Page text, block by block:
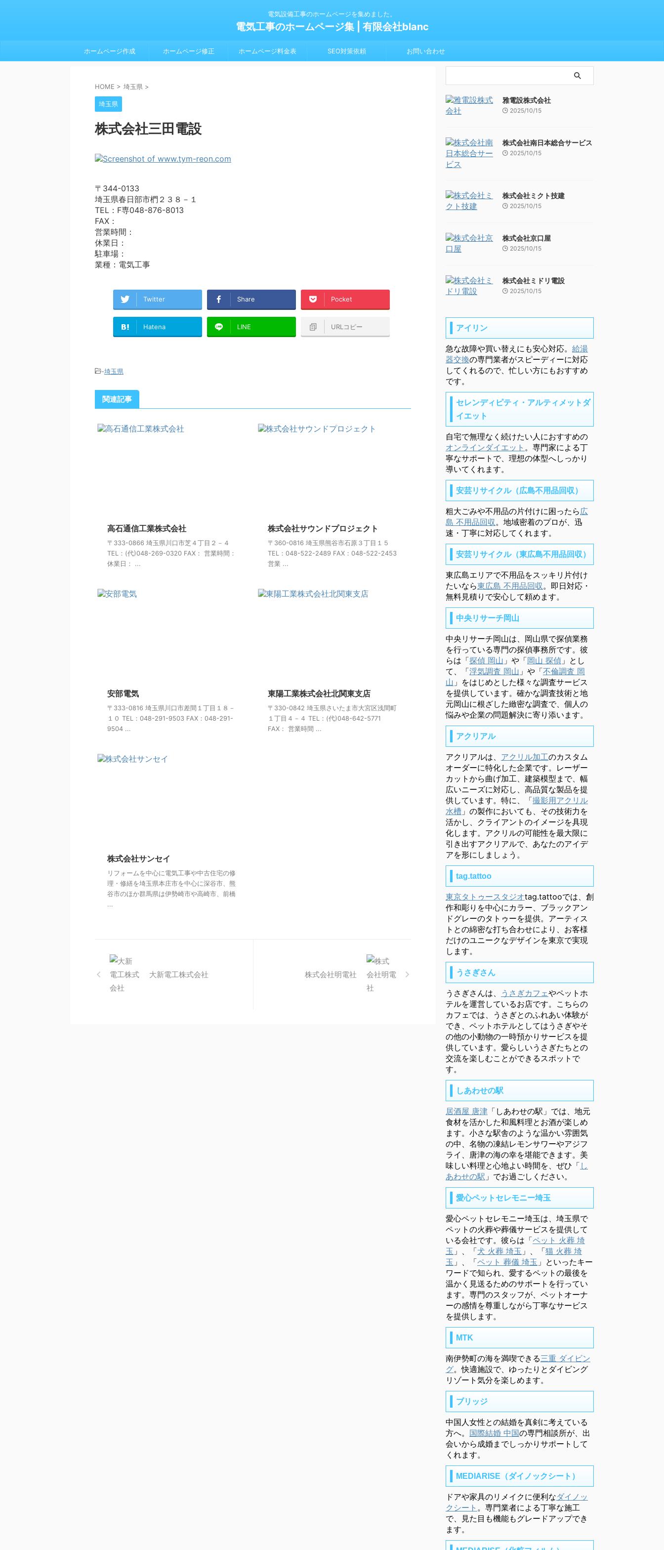
電気設備工事のホームページを集めました。
電気工事のホームページ集 | 有限会社blanc
ホームページ作成 ホームページ修正 ホームページ料金表 SEO対策依頼 お問い合わせ
HOME > 埼玉県 >
埼玉県
株式会社三田電設
〒344-0133
埼玉県春日部市椚２３８－１
TEL：F専048-876-8013
FAX：
営業時間：
休業日：
駐車場：
業種：電気工事
Twitter Share Pocket
Hatena LINE URLコピー
-埼玉県
関連記事
高石通信工業株式会社
〒333-0866 埼玉県川口市芝４丁目２－４
TEL：(代)048-269-0320 FAX： 営業時間：
休業日： ...
株式会社サウンドプロジェクト
〒360-0816 埼玉県熊谷市石原３丁目１５
TEL：048-522-2489 FAX：048-522-2453
営業 ...
安部電気
〒333-0816 埼玉県川口市差間１丁目１８－
１０ TEL：048-291-9503 FAX：048-291-
9504 ...
東陽工業株式会社北関東支店
〒330-0842 埼玉県さいたま市大宮区浅間町
１丁目４－４ TEL：(代)048-642-5771
FAX： 営業時間 ...
株式会社サンセイ
リフォームを中心に電気工事や中古住宅の修
理・修繕を埼玉県本庄市を中心に深谷市、熊
谷市のほか群馬県は伊勢崎市や高崎市、前橋
...
大新電工株式会社 株式会社明電社
雅電設株式会社
2025/10/15
株式会社南日本総合サービス
2025/10/15
株式会社ミクト技建
2025/10/15
株式会社京口屋
2025/10/15
株式会社ミドリ電設
2025/10/15
アイリン
急な故障や買い替えにも安心対応。 給湯
器交換の専門業者がスピーディーに対応
してくれるので、忙しい方にもおすすめ
です。
セレンディピティ・アルティメットダ
イエット
自宅で無理なく続けたい人におすすめの
オンラインダイエット 。専門家による丁
寧なサポートで、理想の体型へしっかり
導いてくれます。
安芸リサイクル（広島不用品回収）
粗大ごみや不用品の片付けに困ったら広
島 不用品回収。地域密着のプロが、迅
速・丁寧に対応してくれます。
安芸リサイクル（東広島不用品回収）
東広島エリアで不用品をスッキリ片付け
たいなら東広島 不用品回収。即日対応・
無料見積りで安心して頼めます。
中央リサーチ岡山
中央リサーチ岡山は、岡山県で探偵業務
を行っている専門の探偵事務所です。彼
らは「探偵 岡山 」や「岡山 探偵 」とし
て、「浮気調査 岡山 」や「不倫調査 岡
山 」をはじめとした様々な調査サービス
を提供しています。確かな調査技術と地
元岡山に根ざした緻密な調査で、個人の
悩みや企業の問題解決に寄り添います。
アクリアル
アクリアルは、 アクリル加工のカスタム
オーダーに特化した企業です。レーザー
カットから曲げ加工、建築模型まで、幅
広いニーズに対応し、高品質な製品を提
供しています。特に、「撮影用アクリル
水槽 」の製作においても、その技術力を
活かし、クライアントのイメージを具現
化します。アクリルの可能性を最大限に
引き出すアクリアルで、あなたのアイデ
アを形にしましょう。
tag.tattoo
東京タトゥースタジオtag.tattooでは、創
作和彫りを中心にカラー、ブラックアン
ドグレーのタトゥーを提供。アーティス
トとの綿密な打ち合わせにより、お客様
だけのユニークなデザインを東京で実現
します。
うさぎさん
うさぎさんは、 うさぎカフェやペットホ
テルを運営しているお店です。こちらの
カフェでは、うさぎとのふれあい体験が
でき、ペットホテルとしてはうさぎやそ
の他の小動物の一時預かりサービスを提
供しています。愛らしいうさぎたちとの
交流を楽しむことができるスポットで
す。
しあわせの駅
居酒屋 唐津 「しあわせの駅」では、地元
食材を活かした和風料理とお酒が楽しめ
ます。小さな駅舎のような温かい雰囲気
の中、名物の凍結レモンサワーやアジフ
ライ、唐津の海の幸を堪能できます。美
味しい料理と心地よい時間を、ぜひ「 し
あわせの駅 」でお過ごしください。
愛心ペットセレモニー埼玉
愛心ペットセレモニー埼玉は、埼玉県で
ペットの火葬や葬儀サービスを提供して
いる会社です。彼らは「ペット 火葬 埼
玉 」、「犬 火葬 埼玉 」、「猫 火葬 埼
玉 」、「ペット 葬儀 埼玉 」といったキー
ワードで知られ、愛するペットの最後を
温かく見送るためのサポートを行ってい
ます。専門のスタッフが、ペットオーナ
ーの感情を尊重しながら丁寧なサービス
を提供します。
MTK
南伊勢町の海を満喫できる三重 ダイビン
グ。快適施設で、ゆったりとダイビング
リゾート気分を楽しめます。
ブリッジ
中国人女性との結婚を真剣に考えている
方へ。 国際結婚 中国の専門相談所が、出
会いから成婚までしっかりサポートして
くれます。
MEDIARISE（ダイノックシート）
ドアや家具のリメイクに便利なダイノッ
クシート 。専門業者による丁寧な施工
で、見た目も機能もグレードアップでき
ます。